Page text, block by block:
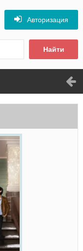
Найти
Авторизация